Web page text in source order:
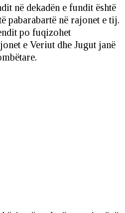
në dekadën e fundit është
pabarabartë në rajonet e tij.
po fuqizohet
e Veriut dhe Jugut janë